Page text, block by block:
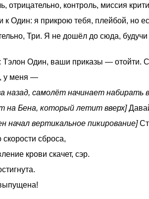
отрицательно, контроль, миссия
к Один: я прикрою тебя, плейбой, но
Три. Я не дошёл до сюда,
Тэлон Один, ваши приказы — отойти.
у меня —
назад, самолёт начинает набирать
на Бена, который летит вверх]
начал вертикальное пикирование]
скорости сброса,
крови скачет, сэр.